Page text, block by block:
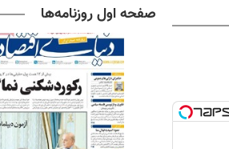
صفحه اول روزنامه‌ها